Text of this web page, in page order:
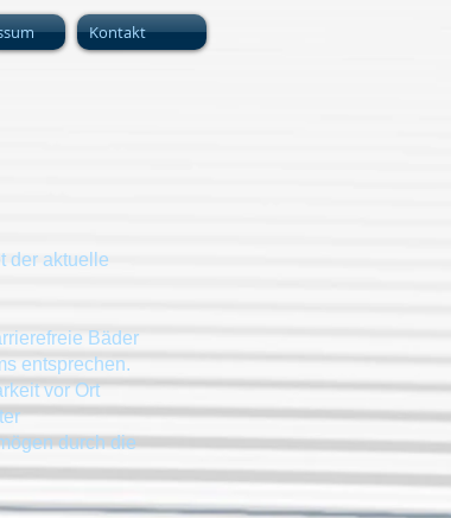
Kontakt
der aktuelle
Bäder
entsprechen.
vor Ort
durch die